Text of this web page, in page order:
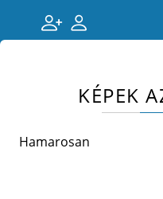
KÉPEK
Hamarosan